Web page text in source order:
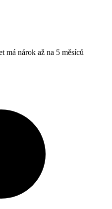
má nárok až na 5 měsíců